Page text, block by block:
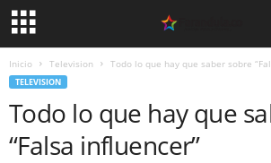
Inicio Television Todo lo que hay que saber sobre
TELEVISION
Todo lo que hay que
“Falsa influencer”